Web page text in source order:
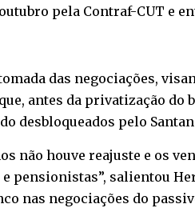
pela Contraf-CUT e
das negociações,
antes da privatização
desbloqueados pelo
não houve reajuste e os
pensionistas”, salientou
nas negociações do